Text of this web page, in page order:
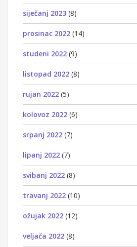
siječanj 2023 (8)
prosinac 2022 (14)
studeni 2022 (9)
listopad 2022 (8)
rujan 2022 (5)
kolovoz 2022 (6)
srpanj 2022 (7)
lipanj 2022 (7)
svibanj 2022 (8)
travanj 2022 (10)
ožujak 2022 (12)
veljača 2022 (8)